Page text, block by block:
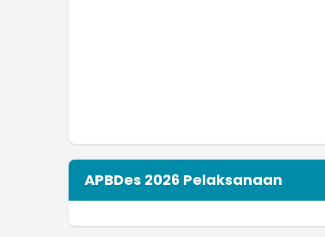
APBDes 2026 Pelaksanaan